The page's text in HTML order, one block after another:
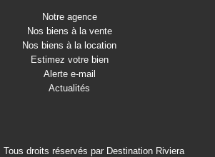
Notre agence
Nos biens à la vente
Nos biens à la location
Estimez votre bien
Alerte e-mail
Actualités
droits réservés par Destination Riviera